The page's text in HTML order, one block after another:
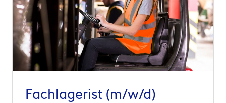
Fachlagerist (m/w/d)